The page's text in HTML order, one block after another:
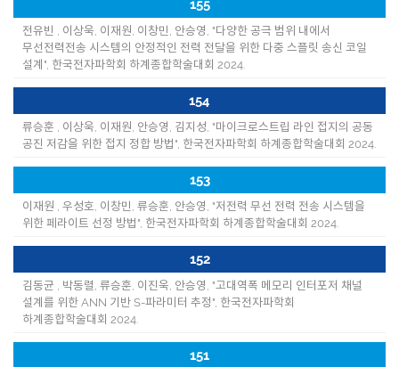
155
전유빈 , 이상욱, 이재원, 이창민, 안승영, "다양한 공극 범위 내에서
무선전력전송 시스템의 안정적인 전력 전달을 위한 다중 스플릿 송신 코일
설계", 한국전자파학회 하계종합학술대회 2024.
154
류승훈 , 이상욱, 이재원, 안승영, 김지성, "마이크로스트립 라인 접지의 공동
공진 저감을 위한 접지 정합 방법", 한국전자파학회 하계종합학술대회 2024.
153
이재원 , 우성호, 이창민, 류승훈, 안승영, "저전력 무선 전력 전송 시스템을
위한 페라이트 선정 방법", 한국전자파학회 하계종합학술대회 2024.
152
김동균 , 박동렬, 류승훈, 이진욱, 안승영, "고대역폭 메모리 인터포저 채널
설계를 위한 ANN 기반 S-파라미터 추정", 한국전자파학회
하계종합학술대회 2024.
151